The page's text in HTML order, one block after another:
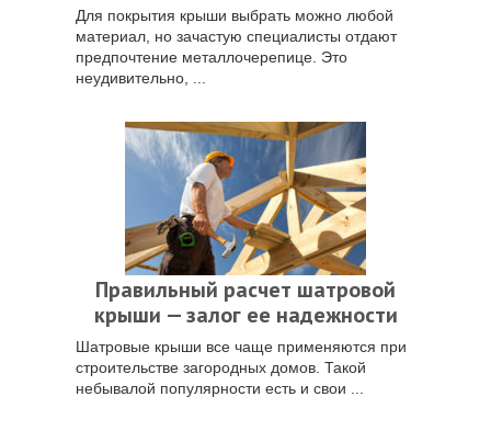
Для покрытия крыши выбрать можно любой
материал, но зачастую специалисты отдают
предпочтение металлочерепице. Это
неудивительно, ...
Правильный расчет шатровой
крыши — залог ее надежности
Шатровые крыши все чаще применяются при
строительстве загородных домов. Такой
небывалой популярности есть и свои ...